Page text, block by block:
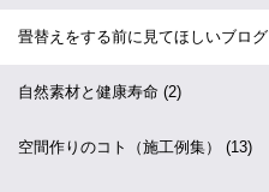
畳替えをする前に見てほしいブログ
自然素材と健康寿命 (2)
空間作りのコト（施工例集） (13)